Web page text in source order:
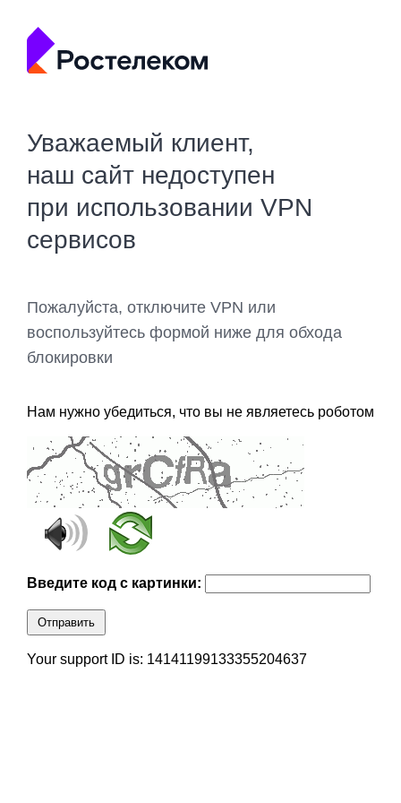
Уважаемый клиент,
наш сайт недоступен
при использовании VPN
сервисов
Пожалуйста, отключите VPN или
воспользуйтесь формой ниже для обхода
блокировки
Нам нужно убедиться, что вы не являетесь роботом
Введите код с картинки:
Отправить
Your support ID is: 14141199133355204637